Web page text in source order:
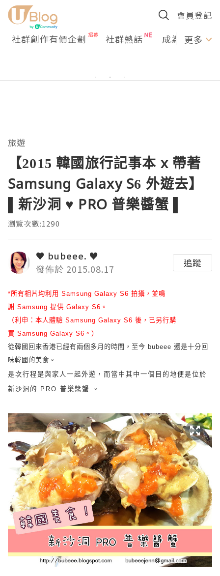
會員登記
社群創作有價企劃 社群熱話 成為U更多
旅遊
【2015 韓國旅行記事本 x 帶著
Samsung Galaxy S6 外遊去】
▌新沙洞 ♥ PRO 普樂醬蟹 ▌
瀏覽次數:1290
♥ bubeee. ♥
發佈於 2015.08.17
追蹤
*所有相片均利用 Samsung Galaxy S6 拍攝，並鳴
謝 Samsung 提供 Galaxy S6 。
（利申：本人體驗 Samsung Galaxy S6 後，已另行購
買 Samsung Galaxy S6 。）
從韓國回來香港已經有兩個多月的時間，至今 bubeee 還是十分回
味韓國的美食。
是次行程是與家人一起外遊，而當中其中一個目的地便是位於
新沙洞的
PRO 普樂醬蟹 。